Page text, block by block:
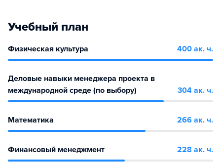
Учебный план
Физическая культура 400 ак. ч.
Деловые навыки менеджера проекта в
международной среде (по выбору)
304 ак. ч.
Математика 266 ак. ч.
Финансовый менеджмент 228 ак. ч.